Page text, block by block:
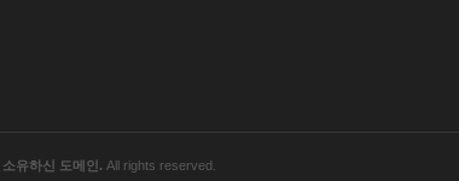
소유하신 도메인. All rights reserved.